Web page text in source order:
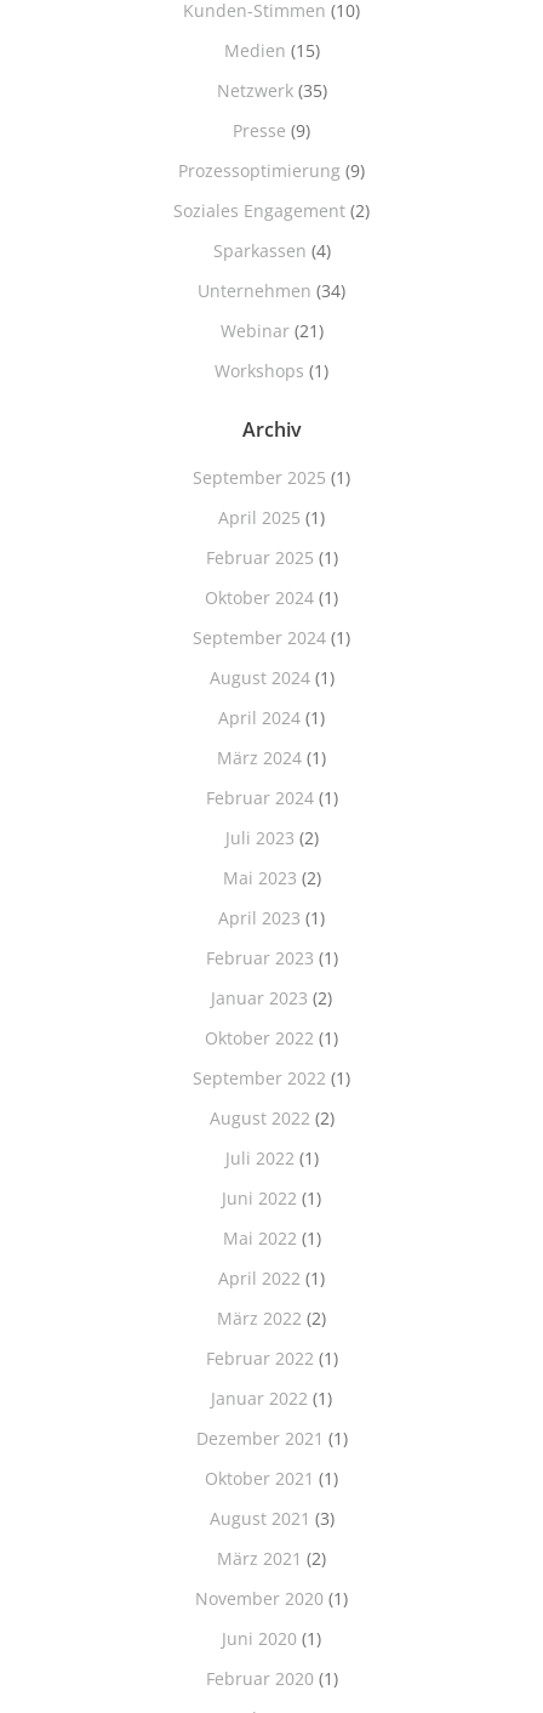
Kunden-Stimmen (10)
Medien (15)
Netzwerk(35)
Presse (9)
Prozessoptimierung (9)
Soziales Engagement (2)
Sparkassen (4)
Unternehmen (34)
Webinar(21)
Workshops (1)
Archiv
September 2025 (1)
April 2025 (1)
Februar 2025 (1)
Oktober 2024 (1)
September 2024 (1)
August 2024(1)
April 2024 (1)
März 2024 (1)
Februar 2024(1)
Juli 2023 (2)
Mai 2023 (2)
April 2023 (1)
Februar 2023 (1)
Januar 2023 (2)
Oktober 2022 (1)
September 2022 (1)
August 2022 (2)
Juli 2022 (1)
Juni 2022 (1)
Mai 2022 (1)
April 2022 (1)
März 2022 (2)
Februar 2022 (1)
Januar 2022 (1)
Dezember 2021 (1)
Oktober 2021 (1)
August 2021 (3)
März 2021 (2)
November 2020 (1)
Juni 2020 (1)
Februar 2020(1)